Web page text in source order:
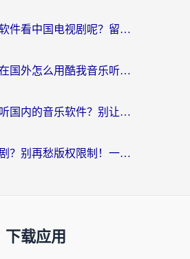
在日本用什么软件看中国电视剧呢？留学生亲测有效的回国加速方案
海外党必看：在国外怎么用酷我音乐听音乐？告别“地区不支持”的实用指南
在国外怎么能听国内的音乐软件？别让版权限制断了你的“中文歌单”
国外怎么看番剧？别再愁版权限制！一个工具解决所有回国追剧难题
下载应用